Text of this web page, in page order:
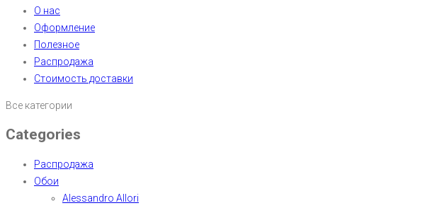
О нас
Оформление
Полезное
Распродажа
Стоимость доставки
Все категории
Categories
Распродажа
Обои
Alessandro Allori